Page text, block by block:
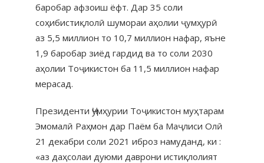
баробар афзоиш ёфт. Дар 35 соли
соҳибистиқлолӣ шумораи аҳолии ҷумҳурӣ
аз 5,5 миллион то 10,7 миллион нафар, яъне
1,9 баробар зиёд гардид ва то соли 2030
аҳолии Тоҷикистон ба 11,5 миллион нафар
мерасад.
Президенти Ҷумҳурии Тоҷикистон муҳтарам
Эмомалӣ Раҳмон дар Паём ба Маҷлиси Олӣ
21 декабри соли 2021 иброз намуданд, ки :
«аз даҳсолаи дуюми даврони истиқлолият